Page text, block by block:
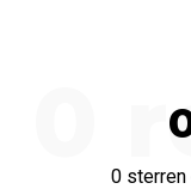
0
0 sterren